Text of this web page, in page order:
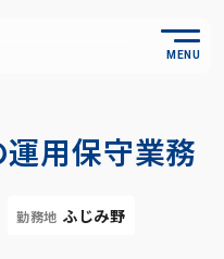
MENU
用保守業務
勤務地 ふじみ野